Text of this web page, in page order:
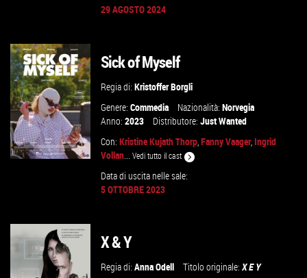
29 AGOSTO 2024
VAI ALLA SCHEDA
Sick of Myself
Regia di:Kristoffer Borgli
Genere:Commedia Nazionalità:Norvegia
Anno:2023 Distributore:Just Wanted
Con:Kristine Kujath Thorp,Fanny Vaager,Ingrid
Vollan...Vedi tutto il cast
Data di uscita nelle sale:
5 OTTOBRE 2023
X & Y
Regia di:Anna Odell Titolo originale:X E Y